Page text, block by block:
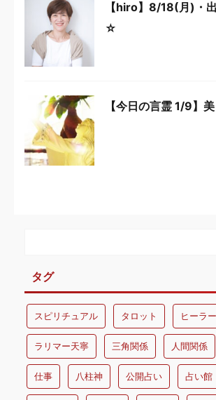
【hiro】8/18(月)・
☆
【今日の言霊 1/9】
タグ
スピリチュアル タロット ヒーラー
ラリマー天寧 三角関係 人間関係
仕事 八柱神 公開占い 占い館